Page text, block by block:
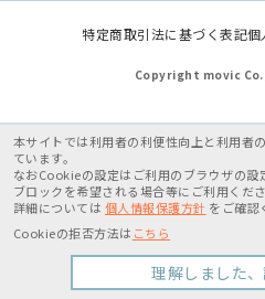
特定商取引法に基づく表記個
Copyright movic
本サイトでは利用者の利便性向上と利用者
ています。
なおCookieの設定はご利用のブラウザの設
ブロックを希望される場合等にご利用くださ
詳細については 個人情報保護方針 をご確認
Cookieの拒否方法は こちら
理解しました